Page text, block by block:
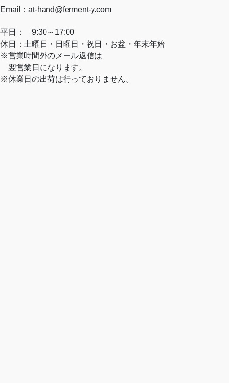
Email：at-hand@ferment-y.com
平日： 9:30～17:00
休日：土曜日・日曜日・祝日・お盆・年末年始
※営業時間外のメール返信は
翌営業日になります。
※休業日の出荷は行っておりません。